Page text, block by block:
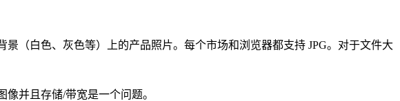
（白色、灰色等）上的产品照片。每个市场和浏览器都支持 JPG。对于文件大
并且存储/带宽是一个问题。